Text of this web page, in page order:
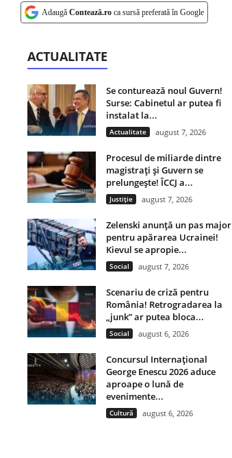
Adaugă Contează.roca sursă preferată în Google
ACTUALITATE
Se conturează noul Guvern!
Surse: Cabinetul ar putea fi
instalat la...
Actualitate august 7, 2026
Procesul de miliarde dintre
magistrați și Guvern se
prelungește! ÎCCJ a...
Justiție august 7, 2026
Zelenski anunță un pas major
pentru apărarea Ucrainei!
Kievul se apropie...
Social august 7, 2026
Scenariu de criză pentru
România! Retrogradarea la
„junk” ar putea bloca...
Social august 6, 2026
Concursul Internațional
George Enescu 2026 aduce
aproape o lună de
evenimente...
Cultură august 6, 2026